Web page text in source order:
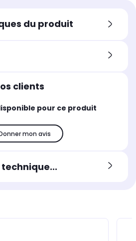
du produit
clients
pour ce produit
mon avis